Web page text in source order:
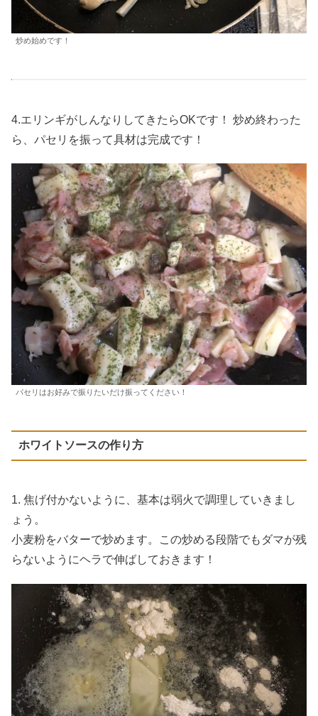
炒め始めです！
4.エリンギがしんなりしてきたらOKです！ 炒め終わった
ら、パセリを振って具材は完成です！
パセリはお好みで振りたいだけ振ってください！
ホワイトソースの作り方
1. 焦げ付かないように、基本は弱火で調理していきまし
ょう。
小麦粉をバターで炒めます。この炒める段階でもダマが残
らないようにヘラで伸ばしておきます！